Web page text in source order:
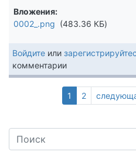
Вложения
0002_.png
483.36 КБ
Войдите или
комментарии
Текущая
страница
1 Page
2
страница